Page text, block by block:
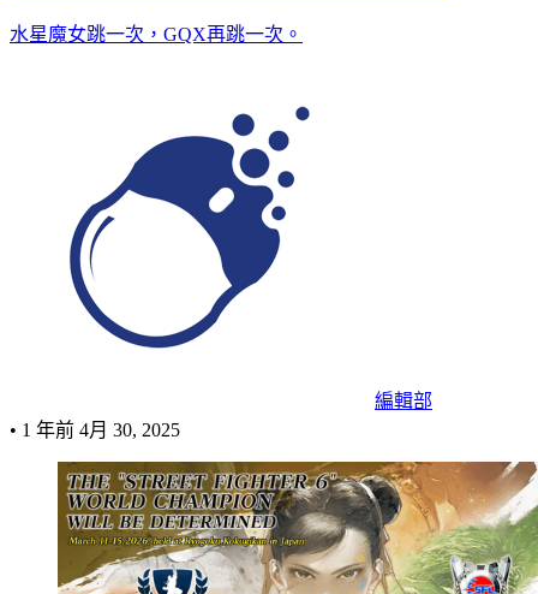
水星魔女跳一次，GQX再跳一次。
編輯部
• 1 年前 4月 30, 2025